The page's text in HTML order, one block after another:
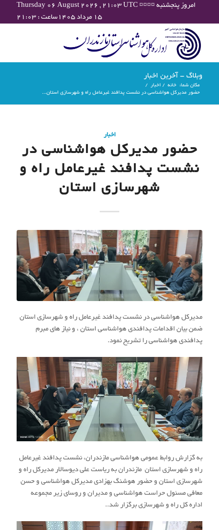
Thursday 06 August 2026 , 21:03 UTC ¤¤¤¤ امروز پنجشنبه
۱۵ مرداد ۱۴۰۵ساعت : ۲۱:۰۳
وبلاگ - آخرین اخبار
مکان شما: خانه / اخبار
/
حضور مدیرکل هواشناسی در نشست پدافند غیرعامل راه و شهرسازی استان...
اخبار
حضور مدیرکل هواشناسی در
نشست پدافند غیرعامل راه و
شهرسازی استان
مدیرکل هواشناسی در نشست پدافند غیرعامل راه و شهرسازی استان
ضمن بیان اقدامات پدافندی هواشناسی استان ، و نیاز های مبرم
پدافندی هواشناسی را تشریح نمود.
به گزارش روابط عمومی هواشناسی مازندران، نشست پدافند غیرعامل
راه و شهرسازی استان مازندران به ریاست علی دیوسالار مدیرکل راه و
شهرسازی استان و حضور هوشنگ بهزادی مدیرکل هواشناسی و حسن
معافی مسئول حراست هواشناسی و مدیران و روسای زیر مجموعه
اداره کل راه و شهرسازی برگزار شد..